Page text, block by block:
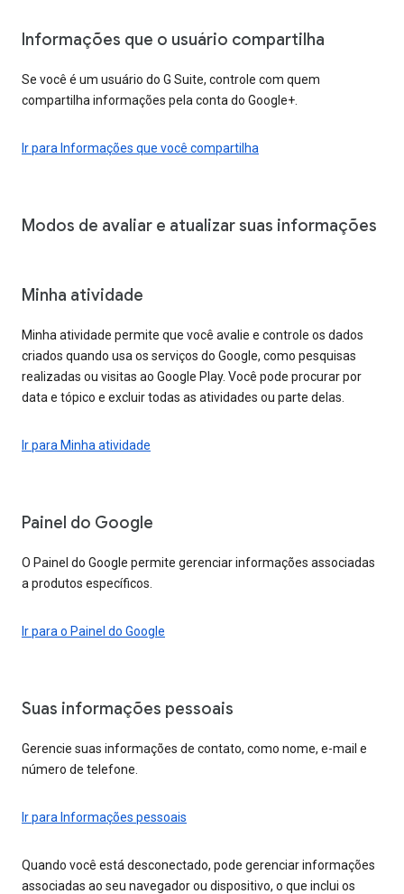
Informações que o usuário compartilha
Se você é um usuário do G Suite, controle com quem
compartilha informações pela conta do Google+.
Ir para Informações que você compartilha
Modos de avaliar e atualizar suas informações
Minha atividade
Minha atividade permite que você avalie e controle os dados
criados quando usa os serviços do Google, como pesquisas
realizadas ou visitas ao Google Play. Você pode procurar por
data e tópico e excluir todas as atividades ou parte delas.
Ir para Minha atividade
Painel do Google
O Painel do Google permite gerenciar informações associadas
a produtos específicos.
Ir para o Painel do Google
Suas informações pessoais
Gerencie suas informações de contato, como nome, e-mail e
número de telefone.
Ir para Informações pessoais
Quando você está desconectado, pode gerenciar informações
associadas ao seu navegador ou dispositivo, o que inclui os